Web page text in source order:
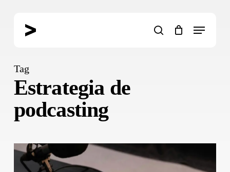
search
Menu
Tag
Estrategia de
podcasting